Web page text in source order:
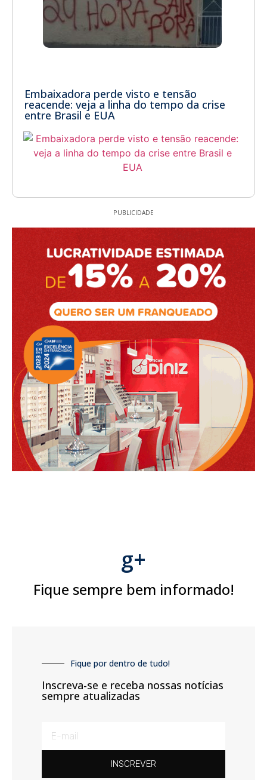
Embaixadora perde visto e tensão
reacende: veja a linha do tempo da crise
entre Brasil e EUA
PUBLICIDADE
g+
Fique sempre bem informado!
Fique por dentro de tudo!
Inscreva-se e receba nossas notícias
sempre atualizadas
INSCREVER